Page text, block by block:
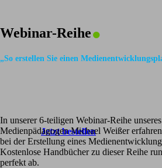
Jetzt bestellen
Webinar-Reihe.
„So erstellen Sie einen
In unserer 6-teiligen Webinar-Reihe
Medienpädagogen Michael Weißer
bei der Erstellung eines
Kostenlose Handbücher zu dieser Reihe
perfekt ab.